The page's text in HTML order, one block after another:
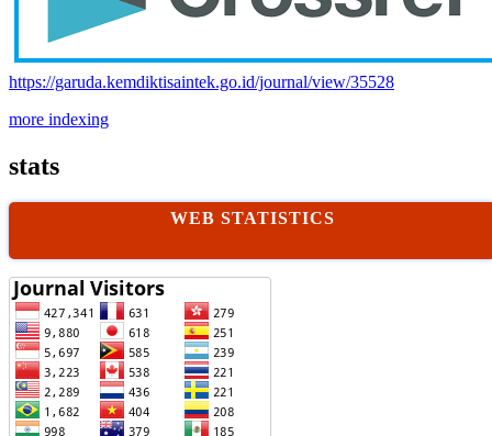
https://garuda.kemdiktisaintek.go.id/journal/view/35528
more indexing
stats
WEB STATISTICS